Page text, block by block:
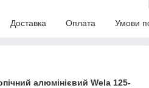
Доставка Оплата Умови
алюмінієвий Wela 125-